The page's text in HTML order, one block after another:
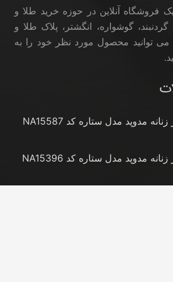
فروشگاه آنلاین در حوزه خرید طلا و
گوشواره، انگشتر، پلاک طلا و
توانید محصول مورد نظر خود را به